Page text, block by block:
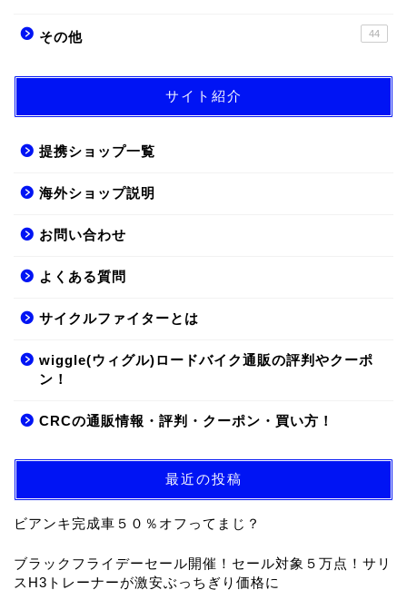
その他 44
サイト紹介
提携ショップ一覧
海外ショップ説明
お問い合わせ
よくある質問
サイクルファイターとは
wiggle(ウィグル)ロードバイク通販の評判やクーポ
ン！
CRCの通販情報・評判・クーポン・買い方！
最近の投稿
ビアンキ完成車５０％オフってまじ？
ブラックフライデーセール開催！セール対象５万点！サリ
スH3トレーナーが激安ぶっちぎり価格に